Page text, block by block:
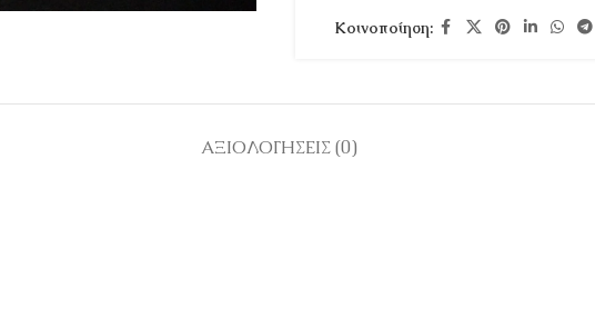
Κοινοποίηση:
ΑΞΙΟΛΟΓΉΣΕΙΣ (0)